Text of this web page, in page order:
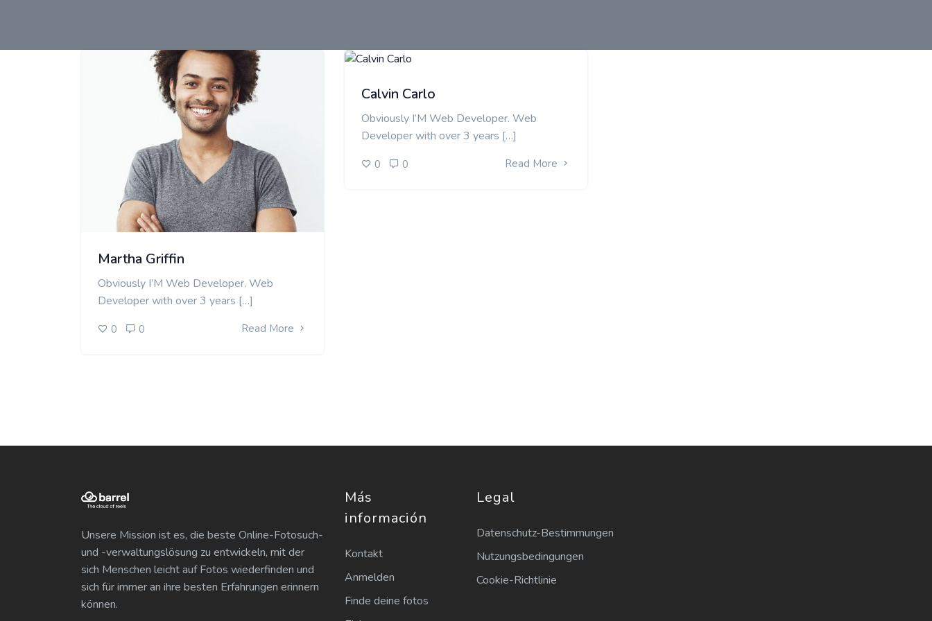
Martha Griffin
Obviously I’M Web Developer. Web
Developer with over 3 years […]
0 0 Read More
Calvin Carlo
Obviously I’M Web Developer. Web
Developer with over 3 years […]
0 0 Read More
Unsere Mission ist es, die beste Online-Fotosuch-
und -verwaltungslösung zu entwickeln, mit der
sich Menschen leicht auf Fotos wiederfinden und
sich für immer an ihre besten Erfahrungen erinnern
können.
Más
información
Kontakt
Anmelden
Finde deine fotos
Legal
Datenschutz-Bestimmungen
Nutzungsbedingungen
Cookie-Richtlinie